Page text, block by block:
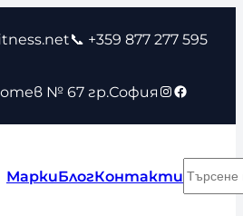
📞 +359 877 277 595
№ 67 гр.София Instagram
Facebook
МаркиБлогКонтакти